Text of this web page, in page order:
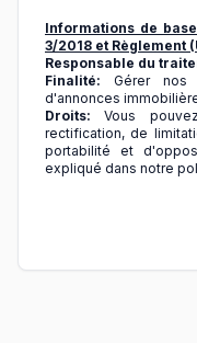
Informations de
3/2018 et Règlement
Responsable du
Finalité: Gérer nos
d'annonces
Droits: Vous
rectification, de
portabilité et
expliqué dans notre